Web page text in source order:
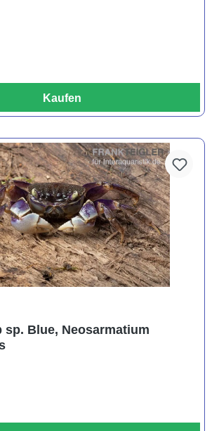
Kaufen
sp. Blue, Neosarmatium